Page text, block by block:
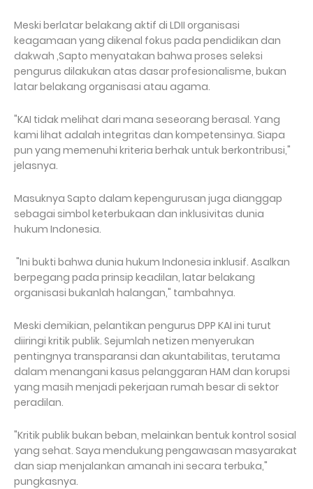
Meski berlatar belakang aktif di LDII organisasi
keagamaan yang dikenal fokus pada pendidikan dan
dakwah ,Sapto menyatakan bahwa proses seleksi
pengurus dilakukan atas dasar profesionalisme, bukan
latar belakang organisasi atau agama.
"KAI tidak melihat dari mana seseorang berasal. Yang
kami lihat adalah integritas dan kompetensinya. Siapa
pun yang memenuhi kriteria berhak untuk berkontribusi,"
jelasnya.
Masuknya Sapto dalam kepengurusan juga dianggap
sebagai simbol keterbukaan dan inklusivitas dunia
hukum Indonesia.
"Ini bukti bahwa dunia hukum Indonesia inklusif. Asalkan
berpegang pada prinsip keadilan, latar belakang
organisasi bukanlah halangan," tambahnya.
Meski demikian, pelantikan pengurus DPP KAI ini turut
diiringi kritik publik. Sejumlah netizen menyerukan
pentingnya transparansi dan akuntabilitas, terutama
dalam menangani kasus pelanggaran HAM dan korupsi
yang masih menjadi pekerjaan rumah besar di sektor
peradilan.
"Kritik publik bukan beban, melainkan bentuk kontrol sosial
yang sehat. Saya mendukung pengawasan masyarakat
dan siap menjalankan amanah ini secara terbuka,"
pungkasnya.